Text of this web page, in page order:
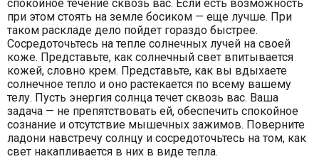
спокойное течение сквозь вас. Если есть возможность
при этом стоять на земле босиком — еще лучше. При
таком раскладе дело пойдет гораздо быстрее.
Сосредоточьтесь на тепле солнечных лучей на своей
коже. Представьте, как солнечный свет впитывается
кожей, словно крем. Представьте, как вы вдыхаете
солнечное тепло и оно растекается по всему вашему
телу. Пусть энергия солнца течет сквозь вас. Ваша
задача — не препятствовать ей, обеспечить спокойное
сознание и отсутствие мышечных зажимов. Поверните
ладони навстречу солнцу и сосредоточьтесь на том, как
свет накапливается в них в виде тепла.